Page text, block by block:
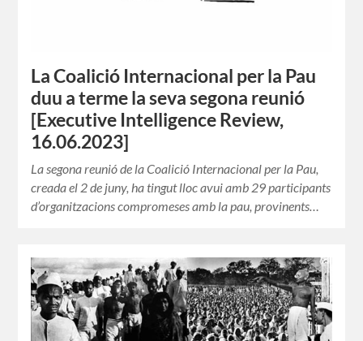
La Coalició Internacional per la Pau
duu a terme la seva segona reunió
[Executive Intelligence Review,
16.06.2023]
La segona reunió de la Coalició Internacional per la Pau,
creada el 2 de juny, ha tingut lloc avui amb 29 participants
d’organitzacions compromeses amb la pau, provinents…